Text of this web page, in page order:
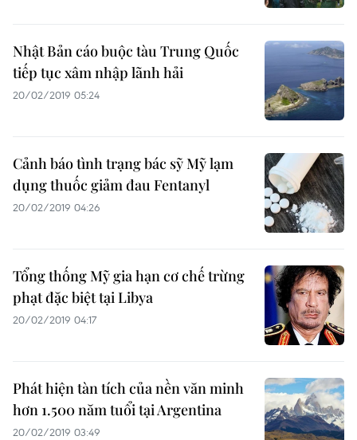
Nhật Bản cáo buộc tàu Trung Quốc
tiếp tục xâm nhập lãnh hải
20/02/2019 05:24
Cảnh báo tình trạng bác sỹ Mỹ lạm
dụng thuốc giảm đau Fentanyl
20/02/2019 04:26
Tổng thống Mỹ gia hạn cơ chế trừng
phạt đặc biệt tại Libya
20/02/2019 04:17
Phát hiện tàn tích của nền văn minh
hơn 1.500 năm tuổi tại Argentina
20/02/2019 03:49